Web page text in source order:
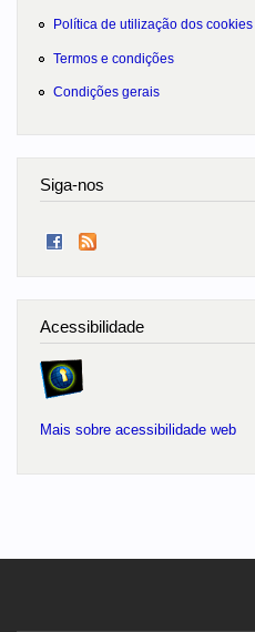
Política de utilização dos cookies
Termos e condições
Condições gerais
Siga-nos
Acessibilidade
Mais sobre acessibilidade web